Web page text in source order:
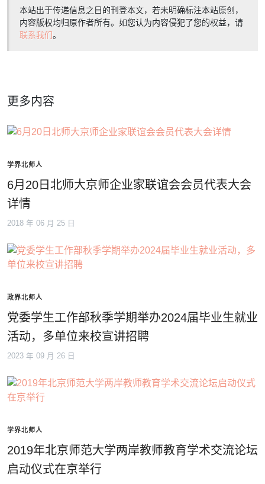
本站出于传递信息之目的刊登本文，若未明确标注本站原创，
内容版权均归原作者所有。如您认为内容侵犯了您的权益，请
联系我们。
更多内容
学界北师人
6月20日北师大京师企业家联谊会会员代表大会
详情
2018 年 06 月 25 日
政界北师人
党委学生工作部秋季学期举办2024届毕业生就业
活动，多单位来校宣讲招聘
2023 年 09 月 26 日
学界北师人
2019年北京师范大学两岸教师教育学术交流论坛
启动仪式在京举行